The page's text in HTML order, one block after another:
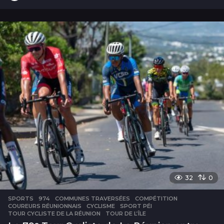
u
r
32 0
SPORTS 974 ,COMMUNES TRAVERSÉES ,COMPÉTITION
COUREURS RÉUNIONNAIS
,CYCLISME ,SPORT PÉI
TOUR CYCLISTE DE LA RÉUNION
,TOUR DE L’ÎLE